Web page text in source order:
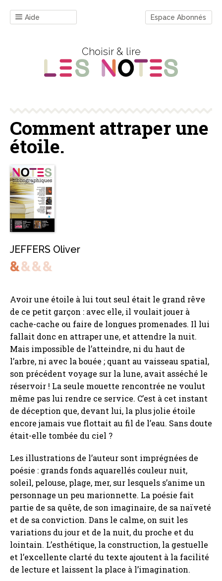
Aide Espace Abonnés
Choisir & lire
Comment attraper une
étoile.
JEFFERS Oliver
Avoir une étoile à lui tout seul était le grand rêve
de ce petit garçon : avec elle, il voulait jouer à
cache-cache ou faire de longues promenades. Il lui
fallait donc en attraper une, et attendre la nuit.
Mais impossible de l’atteindre, ni du haut de
l’arbre, ni avec la bouée ; quant au vaisseau spatial,
son précédent voyage sur la lune, avait asséché le
réservoir ! La seule mouette rencontrée ne voulut
même pas lui rendre ce service. C’est à cet instant
de déception que, devant lui, la plus jolie étoile
encore jamais vue flottait au fil de l’eau. Sans doute
était-elle tombée du ciel ?
Les illustrations de l’auteur sont imprégnées de
poésie : grands fonds aquarellés couleur nuit,
soleil, pelouse, plage, mer, sur lesquels s’anime un
personnage un peu marionnette. La poésie fait
partie de sa quête, de son imaginaire, de sa naïveté
et de sa conviction. Dans le calme, on suit les
variations du jour et de la nuit, du proche et du
lointain. L’esthétique, la construction, la gestuelle
et l’excellente clarté du texte ajoutent à la facilité
de lecture et laissent la place à l’imagination.